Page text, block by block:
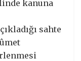
kanuna
sahte